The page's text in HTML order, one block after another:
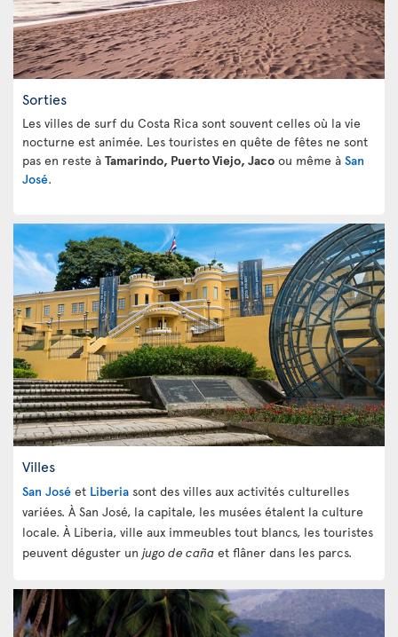
Sorties
Les villes de surf du Costa Rica sont souvent celles où la vie
nocturne est animée. Les touristes en quête de fêtes ne sont
pas en reste à Tamarindo, Puerto Viejo, Jaco ou même à San
José.
Villes
San José et Liberia sont des villes aux activités culturelles
variées. À San José, la capitale, les musées étalent la culture
locale. À Liberia, ville aux immeubles tout blancs, les touristes
peuvent déguster un jugo de caña et flâner dans les parcs.